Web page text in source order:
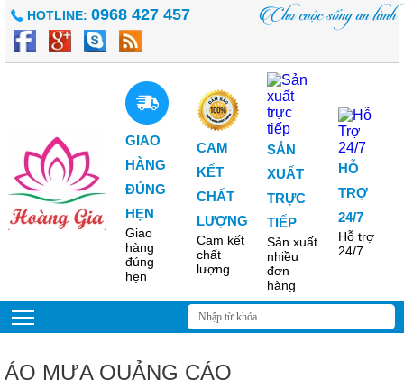
HOTLINE: 0968 427 457 Cho cuộc sống an lành
GIAO
HÀNG
ĐÚNG
HẸN
Giao
hàng
đúng
hẹn
CAM
KẾT
CHẤT
LƯỢNG
Cam kết
chất
lượng
SẢN
XUẤT
TRỰC
TIẾP
Sản xuất
nhiều
đơn
hàng
HỖ
TRỢ
24/7
Hỗ trợ
24/7
ÁO MƯA QUẢNG CÁO